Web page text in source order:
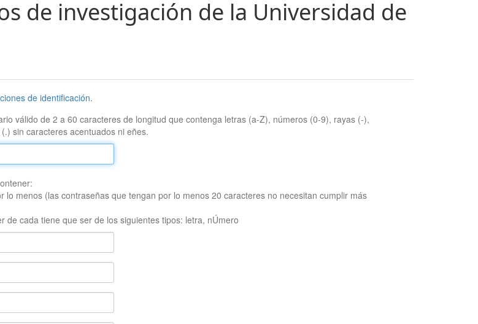
de investigación de la Universidad de
de identificación.
válido de 2 a 60 caracteres de longitud que contenga letras (a-Z), números (0-9), rayas (-),
sin caracteres acentuados ni eñes.
lo menos (las contraseñas que tengan por lo menos 20 caracteres no necesitan cumplir más
de cada tiene que ser de los siguientes tipos: letra, nÚmero